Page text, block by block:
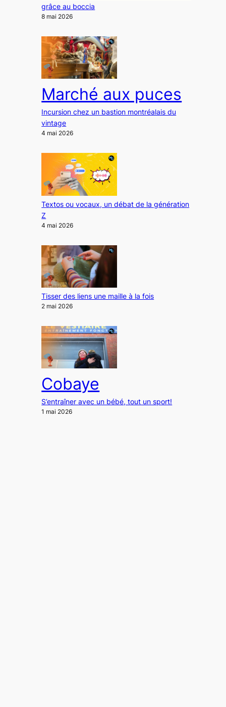
grâce au boccia
8 mai 2026
Marché aux puces
Incursion chez un bastion montréalais du
vintage
4 mai 2026
Textos ou vocaux, un débat de la génération
Z
4 mai 2026
Tisser des liens une maille à la fois
2 mai 2026
Cobaye
S’entraîner avec un bébé, tout un sport!
1 mai 2026